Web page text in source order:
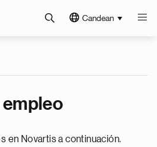
Candean
empleo
en Novartis a continuación.